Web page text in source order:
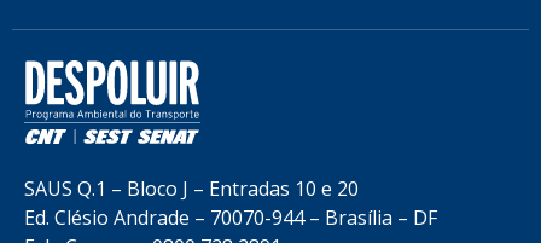
SAUS Q.1 – Bloco J – Entradas 10 e 20
Ed. Clésio Andrade – 70070-944 – Brasília – DF